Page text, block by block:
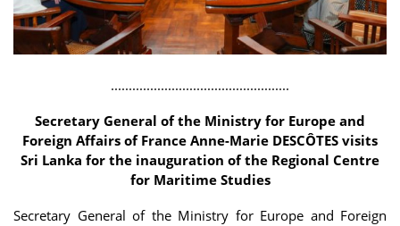
..................................................
Secretary General of the Ministry for Europe and
Foreign Affairs of France Anne-Marie DESCÔTES visits
Sri Lanka for the inauguration of the Regional Centre
for Maritime Studies
Secretary General of the Ministry for Europe and Foreign